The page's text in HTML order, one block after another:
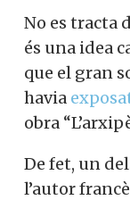
No es tracta
és una idea
que el gran
havia
obra
De fet, un
l’autor